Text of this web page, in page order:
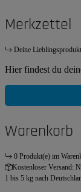
Merkzettel
Deine
Hier findest du
Warenkorb
0 Produkt(e) im
Kostenloser Versand:
1 bis 5 kg nach